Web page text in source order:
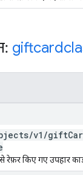
/v1 /gift
रेफ़र किए गए उपहार